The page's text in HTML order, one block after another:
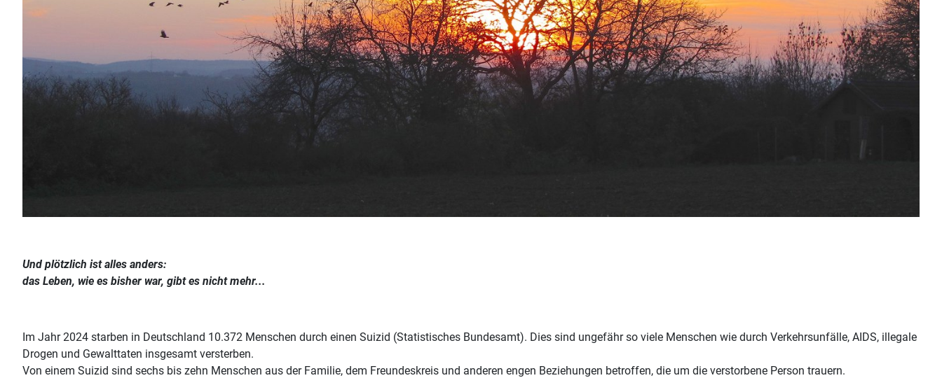
Und plötzlich ist alles anders:
das Leben, wie es bisher war, gibt es nicht mehr...
Im Jahr 2024 starben in Deutschland 10.372 Menschen durch einen Suizid (Statistisches Bundesamt). Dies sind ungefähr so viele Menschen wie durch Verkehrsunfälle, AIDS, illegale
Drogen und Gewalttaten insgesamt versterben.
Von einem Suizid sind sechs bis zehn Menschen aus der Familie, dem Freundeskreis und anderen engen Beziehungen betroffen, die um die verstorbene Person trauern.